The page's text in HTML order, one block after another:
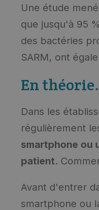
Une étude
que jusqu'à 95
des bactéries
SARM, ont
En
Dans les
régulièrement
smartphone ou
patient.
Avant d'entrer
smartphone ou